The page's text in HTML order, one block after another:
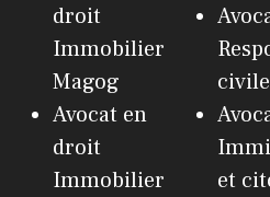
droit
Immobilier
Magog
Avocat en
droit
Immobilier
et